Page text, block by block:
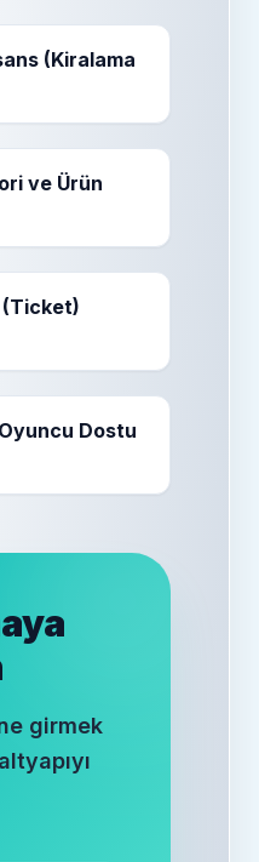
(Kiralama
ve Ürün
(Ticket)
Dostu
girmek